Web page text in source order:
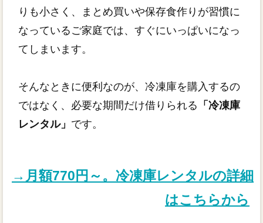
りも小さく、まとめ買いや保存食作りが習慣に
なっているご家庭では、すぐにいっぱいになっ
てしまいます。
そんなときに便利なのが、冷凍庫を購入するの
ではなく、必要な期間だけ借りられる 「冷凍庫
レンタル」 です。
→月額770円～。冷凍庫レンタルの詳細
はこちらから